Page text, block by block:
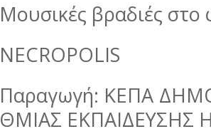
Μουσικές βραδιές στο
NECROPOLIS
Παραγωγή: ΚΕΠΑ
ΘΜΙΑΣ ΕΚΠΑΙΔΕΥΣΗΣ